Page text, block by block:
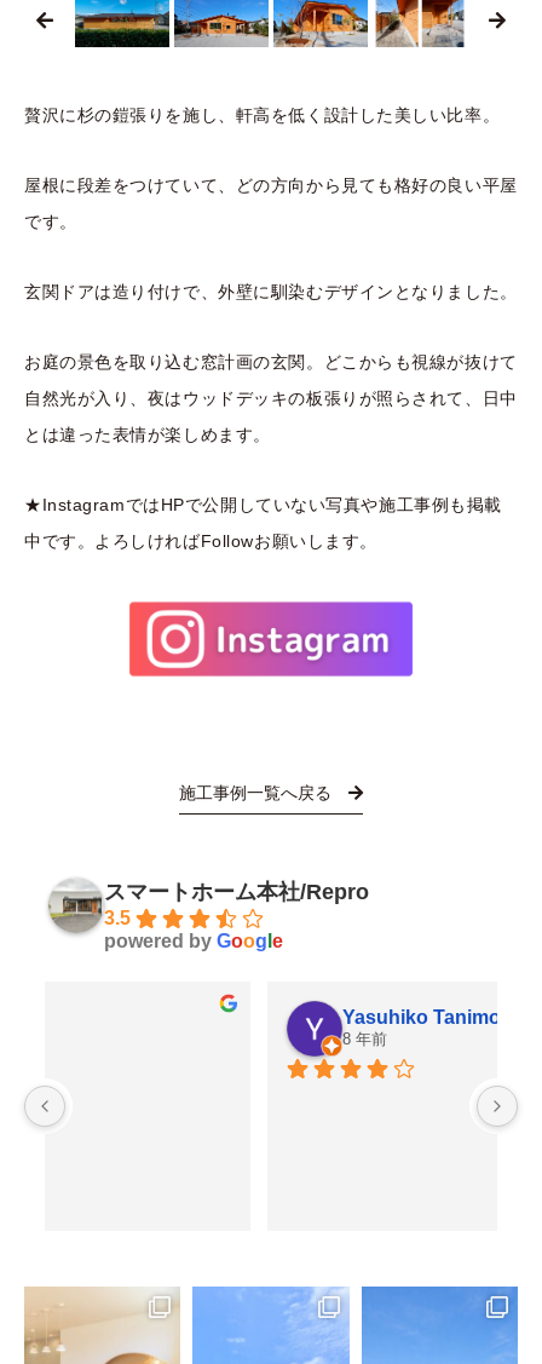
贅沢に杉の鎧張りを施し、軒高を低く設計した美しい比率。
屋根に段差をつけていて、どの方向から見ても格好の良い平屋
です。
玄関ドアは造り付けで、外壁に馴染むデザインとなりました。
お庭の景色を取り込む窓計画の玄関。どこからも視線が抜けて
自然光が入り、夜はウッドデッキの板張りが照らされて、日中
とは違った表情が楽しめます。
★InstagramではHPで公開していない写真や施工事例も掲載
中です。よろしければFollowお願いします。
施工事例一覧へ戻る
スマートホーム本社/Repro
3.5
powered by Goog e
Yasuhiko Tanimoto